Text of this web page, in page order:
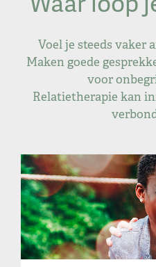
Voel je steeds vaker
Maken goede
voor
Relatietherapie kan